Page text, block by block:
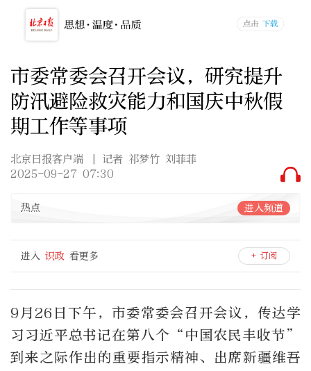
市委常委会召开会议，研究提升
防汛避险救灾能力和国庆中秋假
期工作等事项
北京日报客户端
| 记者 祁梦竹 刘菲菲
2025-09-27 07:30
热点 进入频道
进入 识政 看更多 + 订阅
9月26日下午，市委常委会召开会议，传达学
习习近平总书记在第八个“中国农民丰收节”
到来之际作出的重要指示精神、出席新疆维吾